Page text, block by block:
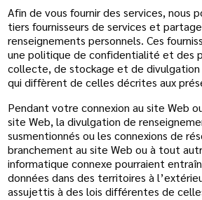
Afin de vous fournir des services, nous
tiers fournisseurs de services et
renseignements personnels. Ces
une politique de confidentialité et des
collecte, de stockage et de divulgation
qui diffèrent de celles décrites aux
Pendant votre connexion au site Web
site Web, la divulgation de
susmentionnés ou les connexions de
branchement au site Web ou à tout
informatique connexe pourraient
données dans des territoires à
assujettis à des lois différentes de